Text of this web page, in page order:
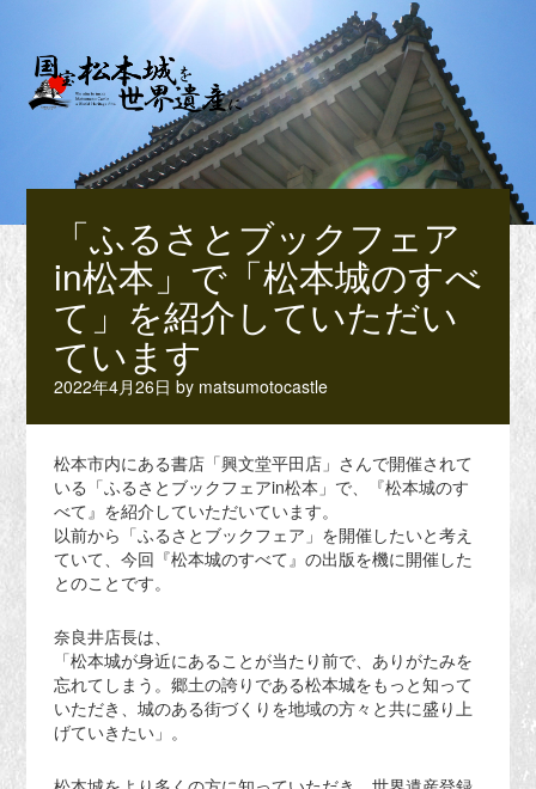
「ふるさとブックフェア
in松本」で「松本城のすべ
て」を紹介していただい
ています
2022年4月26日 by matsumotocastle
松本市内にある書店「興文堂平田店」さんで開催されて
いる「ふるさとブックフェアin松本」で、『松本城のす
べて』を紹介していただいています。
以前から「ふるさとブックフェア」を開催したいと考え
ていて、今回『松本城のすべて』の出版を機に開催した
とのことです。
奈良井店長は、
「松本城が身近にあることが当たり前で、ありがたみを
忘れてしまう。郷土の誇りである松本城をもっと知って
いただき、城のある街づくりを地域の方々と共に盛り上
げていきたい」。